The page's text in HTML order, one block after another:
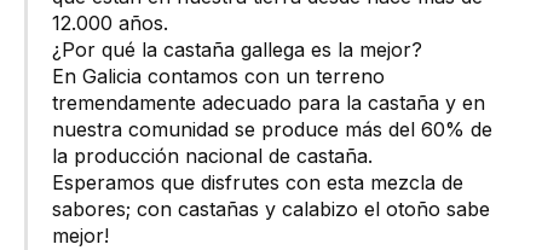
12.000 años.
¿Por qué la castaña gallega es la mejor?
En Galicia contamos con un terreno
tremendamente adecuado para la castaña y en
nuestra comunidad se produce más del 60% de
la producción nacional de castaña.
Esperamos que disfrutes con esta mezcla de
sabores; con castañas y calabizo el otoño sabe
mejor!